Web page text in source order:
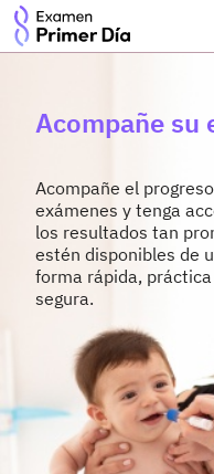
Acompañe su
Acompañe el
exámenes y tenga
los resultados tan
estén disponibles de
forma rápida,
segura.